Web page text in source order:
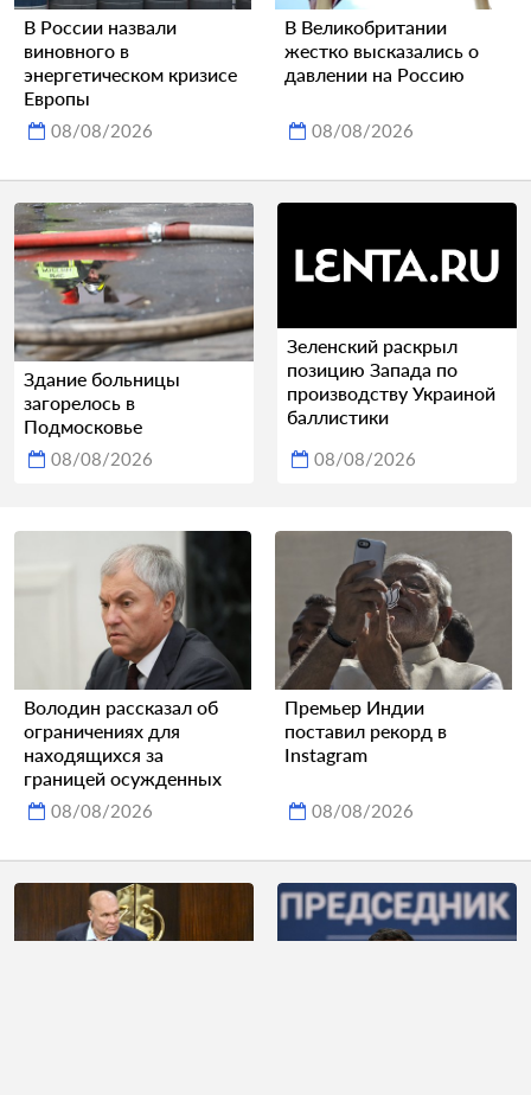
В России назвали
виновного в
энергетическом кризисе
Европы
08/08/2026
В Великобритании
жестко высказались о
давлении на Россию
08/08/2026
Здание больницы
загорелось в
Подмосковье
08/08/2026
Зеленский раскрыл
позицию Запада по
производству Украиной
баллистики
08/08/2026
Володин рассказал об
ограничениях для
находящихся за
границей осужденных
08/08/2026
Премьер Индии
поставил рекорд в
Instagram
08/08/2026